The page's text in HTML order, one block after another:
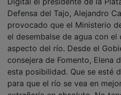
Defensa del Tajo, Alejandro
provocado que el Ministerio
el desembalse de agua con
aspecto del río. Desde el
consejera de Fomento, Elena
esta posibilidad. Que se esté
para que el río se vea en
extrañaría en absoluto. No